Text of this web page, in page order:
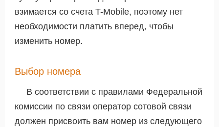
взимается со счета T-Mobile, поэтому нет
необходимости платить вперед, чтобы
изменить номер.
Выбор номера
В соответствии с правилами Федеральной
комиссии по связи оператор сотовой связи
должен присвоить вам номер из следующего